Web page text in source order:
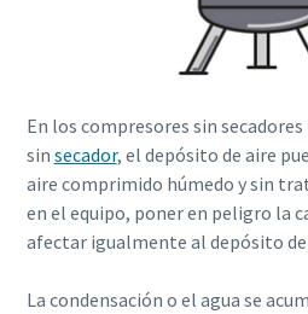
En los compresores sin
sin secador, el depósito de aire
aire comprimido húmedo y sin
en el equipo, poner en peligro la
afectar igualmente al depósito de
La condensación o el agua se